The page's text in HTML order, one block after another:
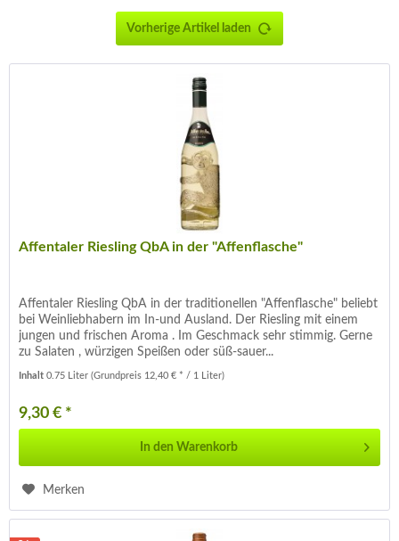
Vorherige Artikel laden
Affentaler Riesling QbA in der "Affenflasche"
Affentaler Riesling QbA in der traditionellen "Affenflasche" beliebt
bei Weinliebhabern im In-und Ausland. Der Riesling mit einem
jungen und frischen Aroma . Im Geschmack sehr stimmig. Gerne
zu Salaten , würzigen Speißen oder süß-sauer...
Inhalt0.75 Liter(Grundpreis 12,40 € * / 1 Liter)
9,30 € *
In den Warenkorb
Merken